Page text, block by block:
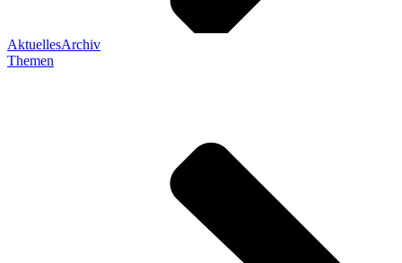
AktuellesArchiv
Themen